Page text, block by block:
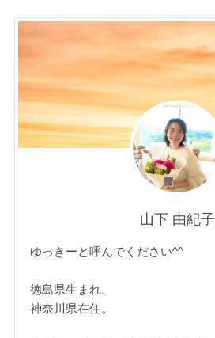
山下 由紀子
ゆっきーと呼んでください^^
徳島県生まれ、
神奈川県在住。